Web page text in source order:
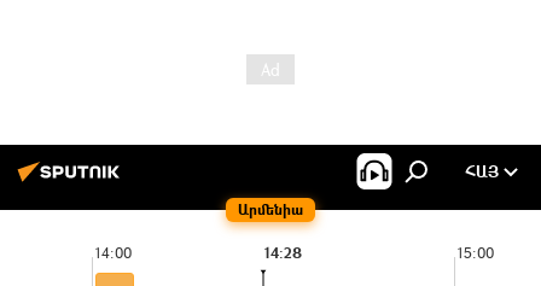
Արմենիա
ՀԱՅ
14:00 15:00
14:28